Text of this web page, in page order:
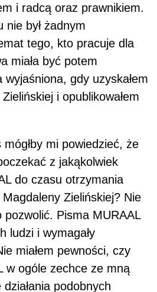
i radcą oraz prawnikiem.
nie był żadnym
tego, kto pracuje dla
miała być potem
wyjaśniona, gdy uzyskałem
i opublikowałem
mi powiedzieć, że
z jakąkolwiek
do czasu otrzymania
Zielińskiej? Nie
pozwolić. Pisma MURAAL
ludzi i wymagały
miałem pewności, czy
w ogóle zechce ze mną
podobnych